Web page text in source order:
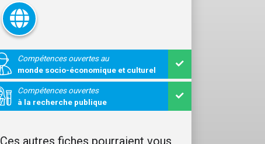
Compétences ouvertes au
monde socio-économique et culturel
Compétences ouvertes
à la recherche publique
Ces autres fiches pourraient vous